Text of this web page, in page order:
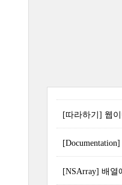
[따라하기] 웹
[NSArray] 배열